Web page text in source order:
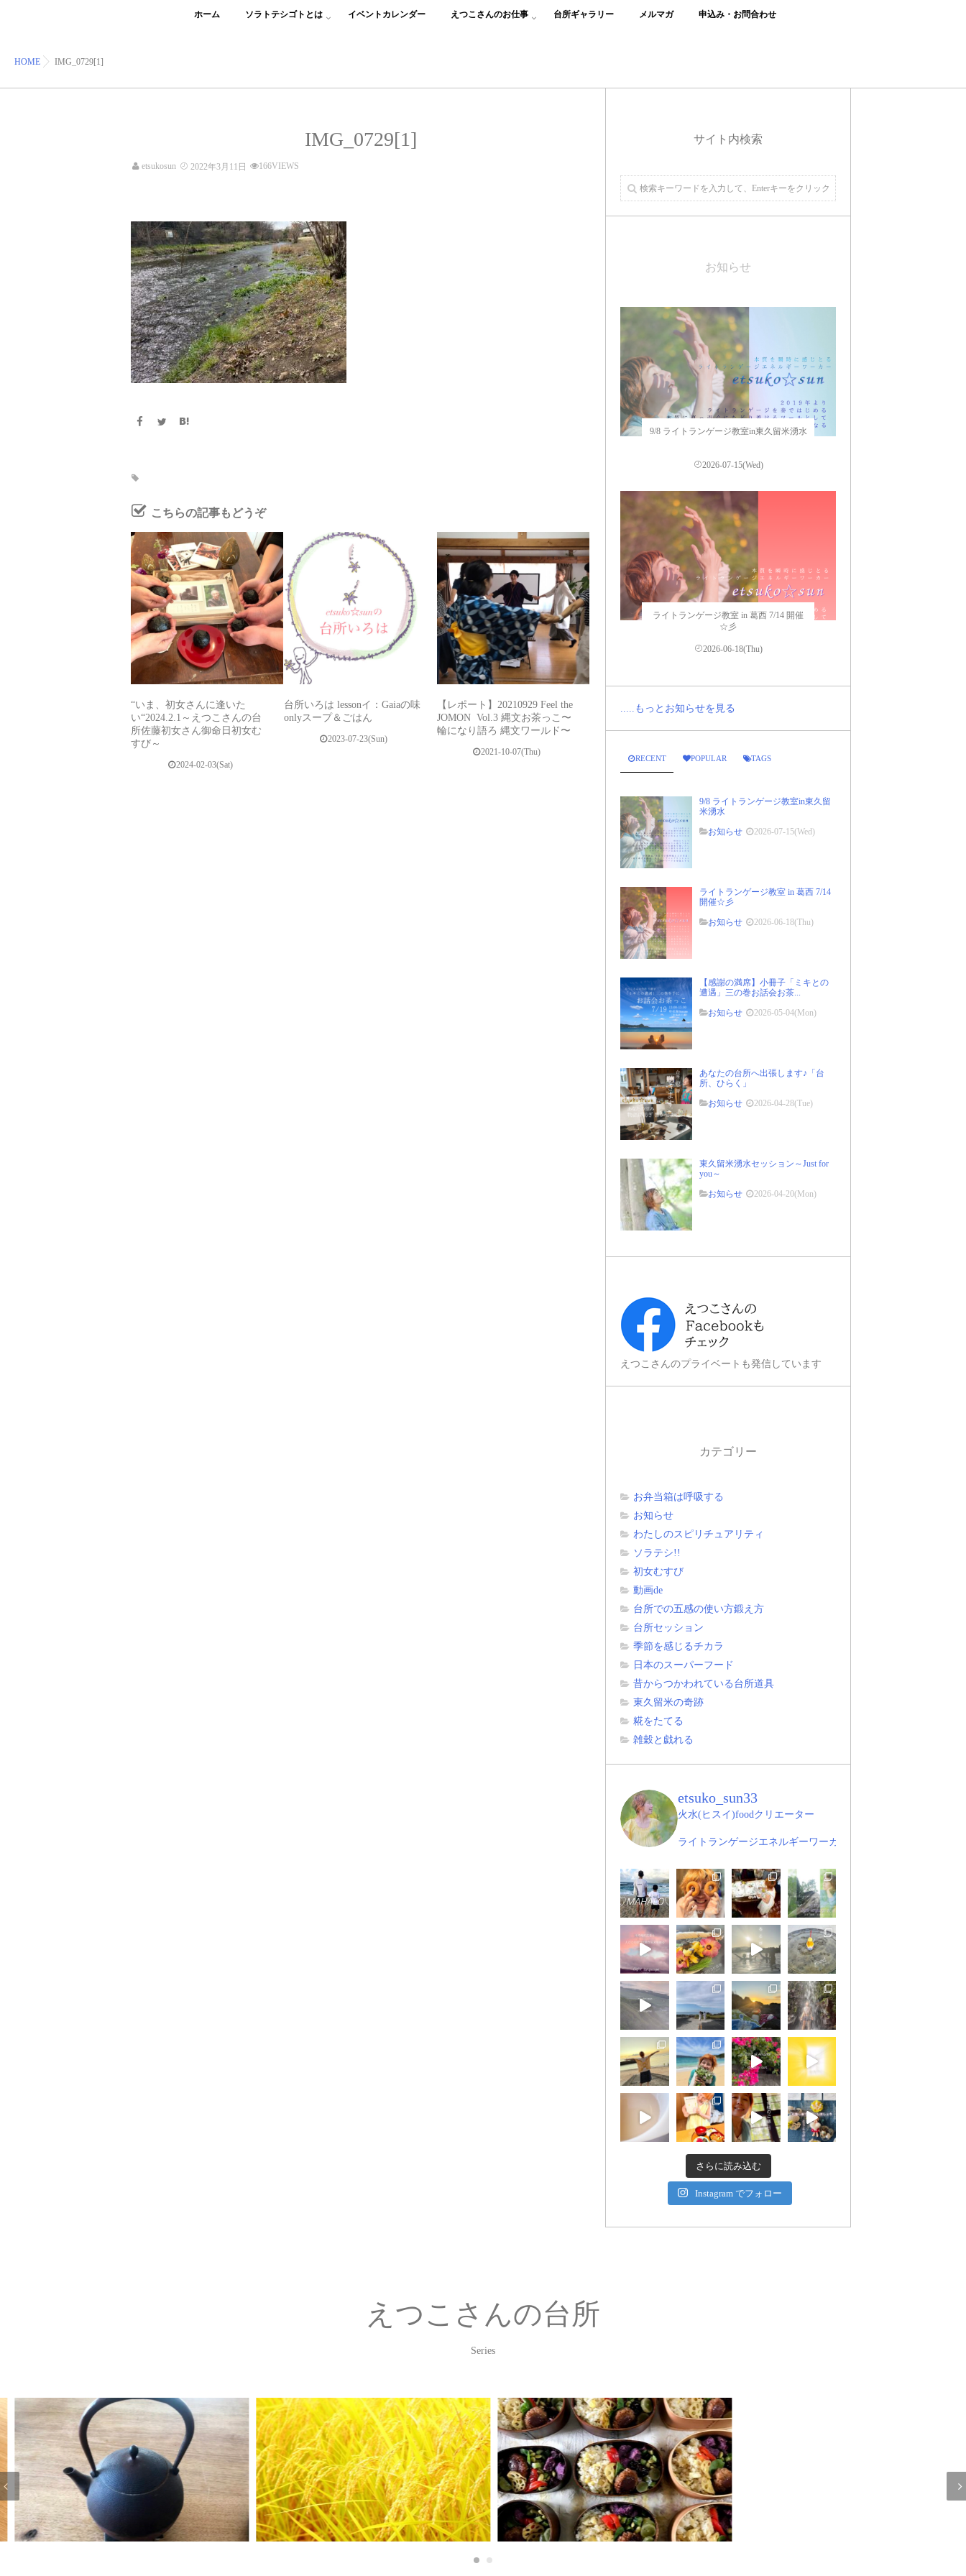
ホーム ソラトテシゴトとは イベントカレンダー えつこさんのお仕事 台所ギャラリー メルマガ 申込み・お問合わせ
HOME IMG_0729[1]
IMG_0729[1]
etsukosun 2022年3月11日 166VIEWS
こちらの記事もどうぞ
“いま、初女さんに逢いた
い“2024.2.1～えつこさんの台
所佐藤初女さん御命日初女む
すび～
2024-02-03(Sat)
台所いろは lessonイ：Gaiaの味
onlyスープ＆ごはん
2023-07-23(Sun)
【レポート】20210929 Feel the
JOMON ︎ Vol.3 縄文お茶っこ〜
輪になり語ろ 縄文ワールド〜
2021-10-07(Thu)
サイト内検索
お知らせ
9/8 ライトランゲージ教室in東久留米湧水
2026-07-15(Wed)
ライトランゲージ教室 in 葛西 7/14 開催
☆彡
2026-06-18(Thu)
.....もっとお知らせを見る
RECENT POPULAR TAGS
9/8 ライトランゲージ教室in東久留
米湧水
お知らせ
2026-07-15(Wed)
ライトランゲージ教室 in 葛西 7/14
開催☆彡
お知らせ
2026-06-18(Thu)
【感謝の満席】小冊子「ミキとの
遭遇」三の巻お話会お茶...
お知らせ
2026-05-04(Mon)
あなたの台所へ出張します♪「台
所、ひらく」
お知らせ
2026-04-28(Tue)
東久留米湧水セッション～Just for
you～
お知らせ
2026-04-20(Mon)
えつこさんのプライベートも発信しています
カテゴリー
お弁当箱は呼吸する
お知らせ
わたしのスピリチュアリティ
ソラテシ!!
初女むすび
動画de
台所での五感の使い方鍛え方
台所セッション
季節を感じるチカラ
日本のスーパーフード
昔からつかわれている台所道具
東久留米の奇跡
糀をたてる
雑穀と戯れる
etsuko_sun33
火水(ヒスイ)foodクリエーター
ライトランゲージエネルギーワーカー
さらに読み込む
Instagram でフォロー
えつこさんの台所
Series